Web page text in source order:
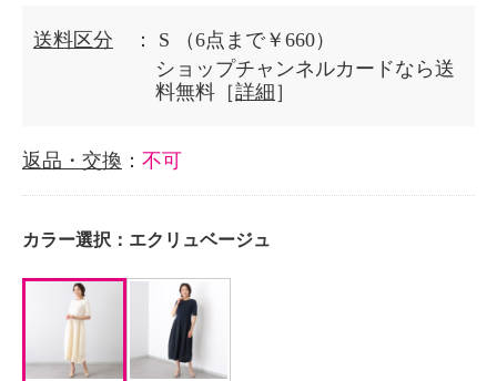
送料区分 ： S
（6点まで￥660）
ショップチャンネルカードなら送
料無料［詳細 ］
返品・交換 ： 不可
カラー選択： エクリュベージュ